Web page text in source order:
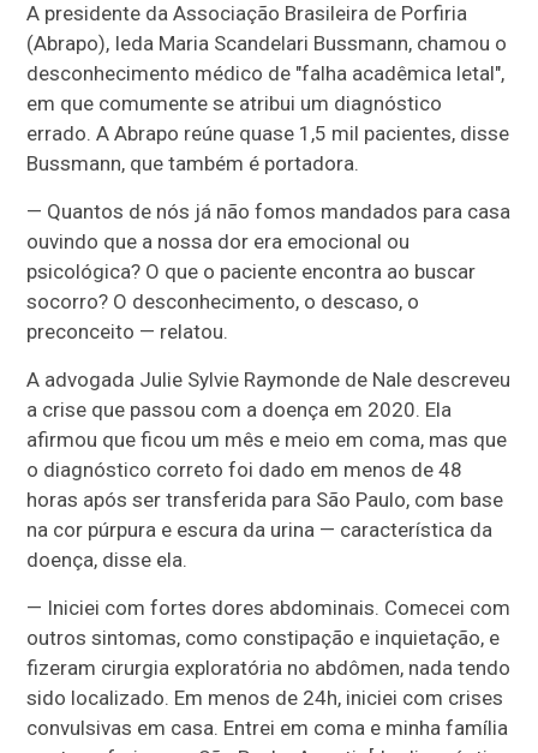
A presidente da Associação Brasileira de Porfiria
(Abrapo), Ieda Maria Scandelari Bussmann, chamou o
desconhecimento médico de "falha acadêmica letal",
em que comumente se atribui um diagnóstico
errado. A Abrapo reúne quase 1,5 mil pacientes, disse
Bussmann, que também é portadora.
— Quantos de nós já não fomos mandados para casa
ouvindo que a nossa dor era emocional ou
psicológica? O que o paciente encontra ao buscar
socorro? O desconhecimento, o descaso, o
preconceito — relatou.
A advogada Julie Sylvie Raymonde de Nale descreveu
a crise que passou com a doença em 2020. Ela
afirmou que ficou um mês e meio em coma, mas que
o diagnóstico correto foi dado em menos de 48
horas após ser transferida para São Paulo, com base
na cor púrpura e escura da urina — característica da
doença, disse ela.
— Iniciei com fortes dores abdominais. Comecei com
outros sintomas, como constipação e inquietação, e
fizeram cirurgia exploratória no abdômen, nada tendo
sido localizado. Em menos de 24h, iniciei com crises
convulsivas em casa. Entrei em coma e minha família